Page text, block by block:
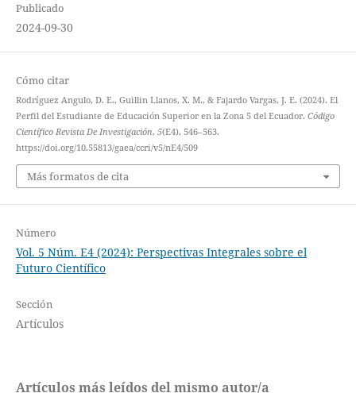
Publicado
2024-09-30
Cómo citar
Rodríguez Angulo, D. E., Guillin Llanos, X. M., & Fajardo Vargas, J. E. (2024). El
Perfil del Estudiante de Educación Superior en la Zona 5 del Ecuador. Código
Científico Revista De Investigación, 5(E4), 546–563.
https://doi.org/10.55813/gaea/ccri/v5/nE4/509
Más formatos de cita
Número
Vol. 5 Núm. E4 (2024): Perspectivas Integrales sobre el
Futuro Científico
Sección
Artículos
Artículos más leídos del mismo autor/a